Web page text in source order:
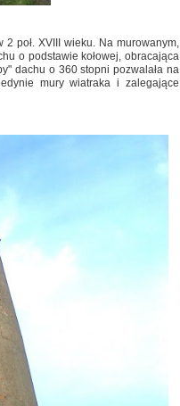
poł. XVIII wieku. Na murowanym,
o podstawie kołowej, obracająca
dachu o 360 stopni pozwalała na
mury wiatraka i zalegające